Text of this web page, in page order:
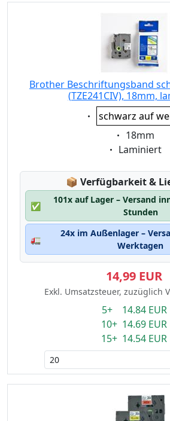
Brother Beschriftungsband
(TZE241CIV), 18mm,
Eigenschaft:
schwarz auf
Eigenschaft:
18mm
Eigenschaft:
Laminiert
📦 Lagerstatus:
Verfügbarkeit &
✅
101x auf Lager – Versand
Stunden
🚛
24x im Außenlager –
Werktagen
14,99 EUR
Exkl. Umsatzsteuer, zuzüglich
5+ 14.84 EUR
10+ 14.69 EUR
15+ 14.54 EUR